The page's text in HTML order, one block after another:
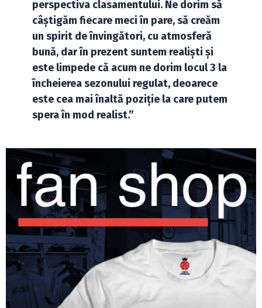
perspectiva clasamentului. Ne dorim să
câștigăm fiecare meci în pare, să creăm
un spirit de învingători, cu atmosferă
bună, dar în prezent suntem realiști și
este limpede că acum ne dorim locul 3 la
încheierea sezonului regulat, deoarece
este cea mai înaltă poziție la care putem
spera în mod realist.”